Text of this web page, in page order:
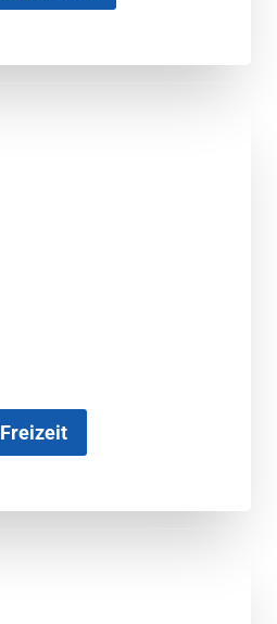
Freizeit